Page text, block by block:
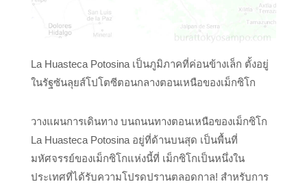
La Huasteca Potosina เป็นภูมิภาคที่ค่อนข้างเล็ก ตั้งอยู่
ในรัฐซันลุยส์โปโตซีตอนกลางตอนเหนือของเม็กซิโก
วางแผนการเดินทาง บนถนนทางตอนเหนือของเม็กซิโก
La Huasteca Potosina อยู่ที่ด้านบนสุด เป็นพื้นที่
มหัศจรรย์ของเม็กซิโกแห่งนี้ที่ เม็กซิโกเป็นหนึ่งใน
ประเทศที่ได้รับความโปรดปรานตลอดกาล! สำหรับการ